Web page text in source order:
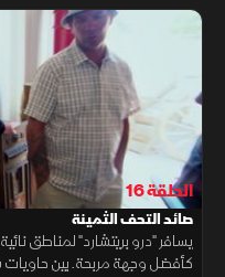
الحلقة 16
صائد التحف الثمينة
يسافر "درو بريتشارد" لمناطق
كأفضل وجهة مربحة. بين